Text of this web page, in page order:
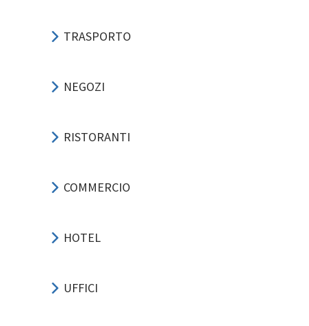
TRASPORTO
NEGOZI
RISTORANTI
COMMERCIO
HOTEL
UFFICI